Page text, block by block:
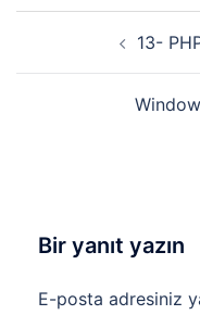
dolaşımı
13-
Bir yanıt yazın
E-posta adresiniz